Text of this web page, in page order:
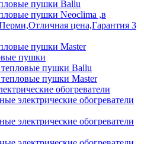
пушки Ballu
пушки Neoclima ,в
цена,Гарантия 3
пушки Master
пушки
пушки Ballu
пушки Master
обогреватели
электрические обогреватели
электрические обогреватели